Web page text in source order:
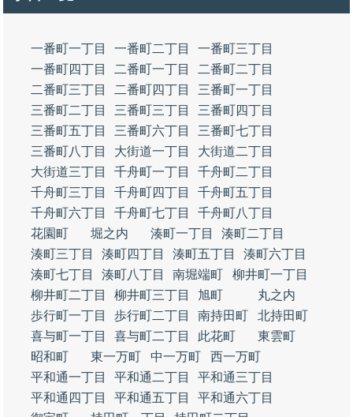
一番町一丁目 一番町二丁目
一番町三丁目
一番町四丁目
二番町一丁目
二番町二丁目
二番町三丁目
二番町四丁目
三番町一丁目
三番町二丁目
三番町三丁目
三番町四丁目
三番町五丁目
三番町六丁目
三番町七丁目
三番町八丁目
大街道一丁目
大街道二丁目
大街道三丁目
千舟町一丁目
千舟町二丁目
千舟町三丁目
千舟町四丁目
千舟町五丁目
千舟町六丁目
千舟町七丁目
千舟町八丁目
花園町
堀之内 湊町一丁目
湊町二丁目
湊町三丁目
湊町四丁目 湊町五丁目
湊町六丁目
湊町七丁目
湊町八丁目 南堀端町
柳井町一丁目
柳井町二丁目
柳井町三丁目 旭町
丸之内
歩行町一丁目
歩行町二丁目 南持田町
北持田町
喜与町一丁目
喜与町二丁目 此花町
東雲町
昭和町
東一万町 中一万町
西一万町
平和通一丁目
平和通二丁目
平和通三丁目
平和通四丁目
平和通五丁目
平和通六丁目